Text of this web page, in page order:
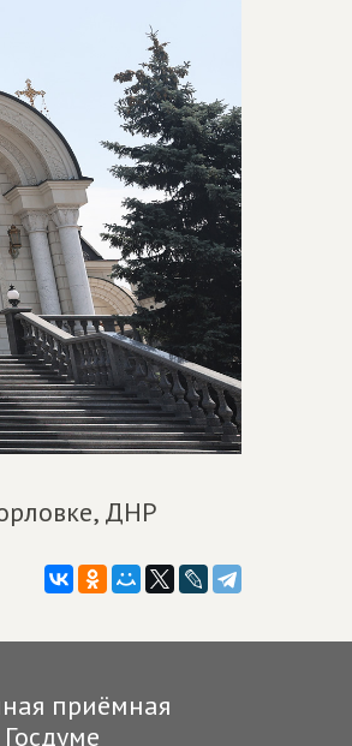
ДНР
приёмная